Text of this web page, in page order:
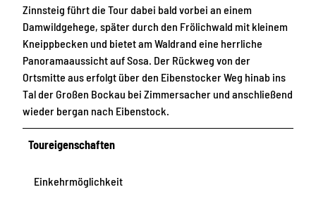
Zinnsteig führt die Tour dabei bald vorbei an einem
Damwildgehege, später durch den Frölichwald mit kleinem
Kneippbecken und bietet am Waldrand eine herrliche
Panoramaaussicht auf Sosa. Der Rückweg von der
Ortsmitte aus erfolgt über den Eibenstocker Weg hinab ins
Tal der Großen Bockau bei Zimmersacher und anschließend
wieder bergan nach Eibenstock.
Toureigenschaften
Einkehrmöglichkeit